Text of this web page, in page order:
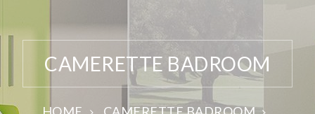
CAMERETTE BADROOM